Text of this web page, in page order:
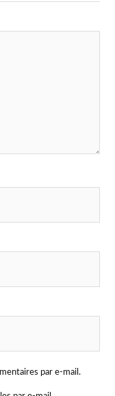
par e-mail.